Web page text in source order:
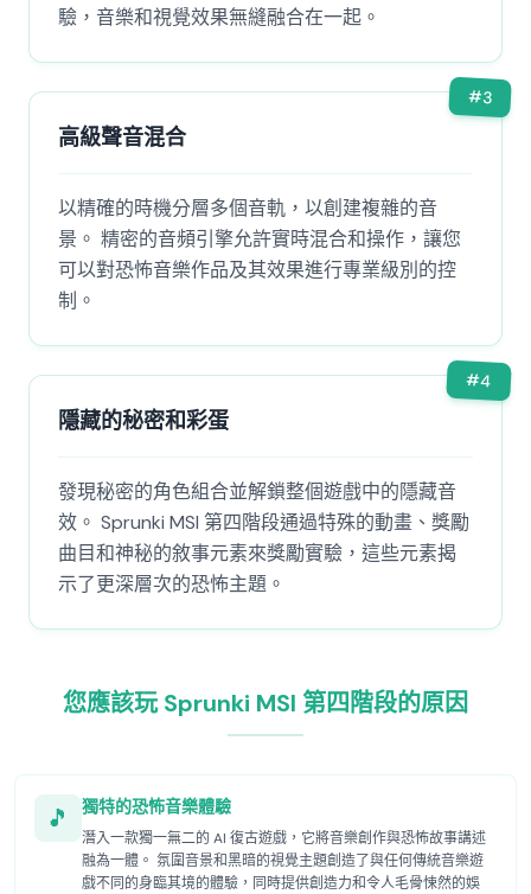
驗，音樂和視覺效果無縫融合在一起。
#3
高級聲音混合
以精確的時機分層多個音軌，以創建複雜的音
景。 精密的音頻引擎允許實時混合和操作，讓您
可以對恐怖音樂作品及其效果進行專業級別的控
制。
#4
隱藏的秘密和彩蛋
發現秘密的角色組合並解鎖整個遊戲中的隱藏音
效。 Sprunki MSI 第四階段通過特殊的動畫、獎勵
曲目和神秘的敘事元素來獎勵實驗，這些元素揭
示了更深層次的恐怖主題。
您應該玩 Sprunki MSI 第四階段的原因
🎵 獨特的恐怖音樂體驗
潛入一款獨一無二的 AI 復古遊戲，它將音樂創作與恐怖故事講述
融為一體。 氛圍音景和黑暗的視覺主題創造了與任何傳統音樂遊
戲不同的身臨其境的體驗，同時提供創造力和令人毛骨悚然的娛